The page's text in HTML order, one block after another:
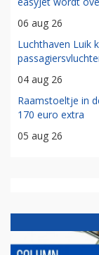
06 aug 26
Luchthaven Luik
04 aug 26
Raamstoeltje in
170 euro extra
05 aug 26